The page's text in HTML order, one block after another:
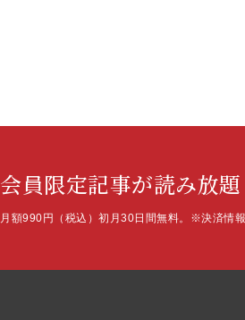
会員限定記事が読み放題
月額990円（税込）初月30日間無料。 ※決済情